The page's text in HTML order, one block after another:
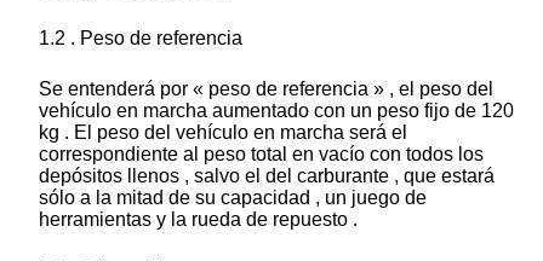
1.2 . Peso de referencia
Se entenderá por « peso de referencia » , el peso del
vehículo en marcha aumentado con un peso fijo de 120
kg . El peso del vehículo en marcha será el
correspondiente al peso total en vacío con todos los
depósitos llenos , salvo el del carburante , que estará
sólo a la mitad de su capacidad , un juego de
herramientas y la rueda de repuesto .